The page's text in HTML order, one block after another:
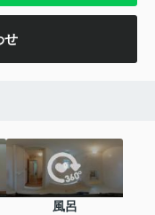
せ
風呂